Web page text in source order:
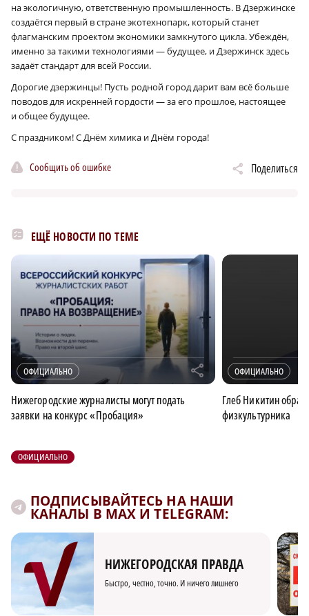
на экологичную, ответственную промышленность. В Дзержинске
создаётся первый в стране экотехнопарк, который станет
флагманским проектом экономики замкнутого цикла. Убеждён,
именно за такими технологиями — будущее, и Дзержинск здесь
задаёт стандарт для всей России.
Дорогие дзержинцы! Пусть родной город дарит вам всё больше
поводов для искренней гордости — за его прошлое, настоящее
и общее будущее.
С праздником! С Днём химика и Днём города!
Сообщить об ошибке Поделиться
ЕЩЁ НОВОСТИ ПО ТЕМЕ
ОФИЦИАЛЬНО r
Нижегородские журналисты могут подать
заявки на конкурс «Пробация»
ОФИЦИАЛЬНО
Глеб Никитин
физкультурника
ОФИЦИАЛЬНО
ПОДПИСЫВАЙТЕСЬ НА НАШИ
КАНАЛЫ В MAX И TELEGRAM:
НИЖЕГОРОДСКАЯ ПРАВДА
Быстро, честно, точно. И ничего лишнего